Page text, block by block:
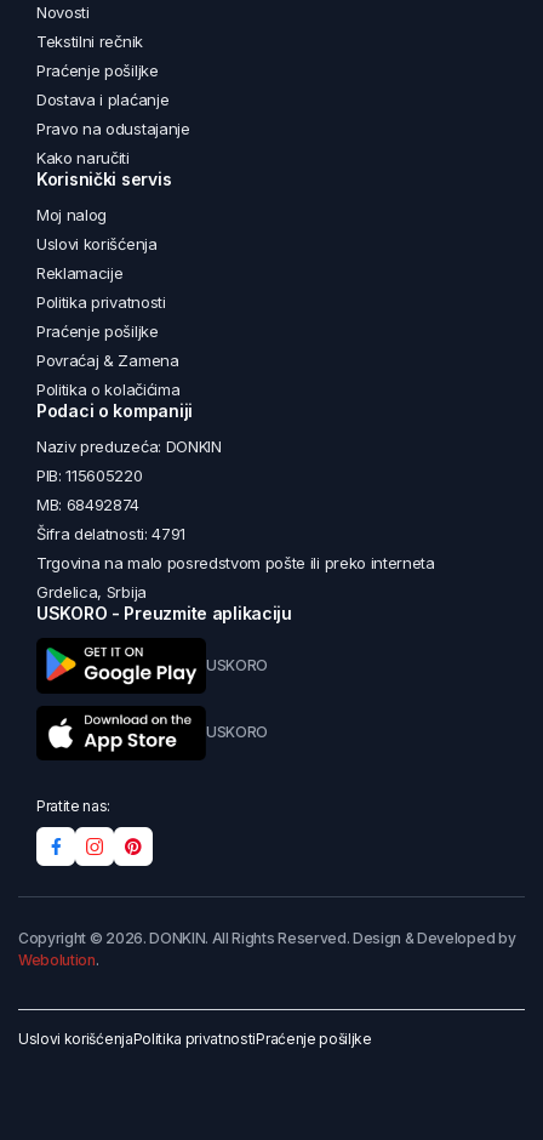
Novosti
Tekstilni rečnik
Praćenje pošiljke
Dostava i plaćanje
Pravo na odustajanje
Kako naručiti
Korisnički servis
Moj nalog
Uslovi korišćenja
Reklamacije
Politika privatnosti
Praćenje pošiljke
Povraćaj & Zamena
Politika o kolačićima
Podaci o kompaniji
Naziv preduzeća: DONKIN
PIB: 115605220
MB: 68492874
Šifra delatnosti: 4791
Trgovina na malo posredstvom pošte ili preko interneta
Grdelica, Srbija
USKORO - Preuzmite aplikaciju
USKORO
USKORO
Pratite nas:
Copyright © 2026. DONKIN. All Rights Reserved. Design & Developed by
Webolution.
Uslovi korišćenjaPolitika privatnostiPraćenje pošiljke